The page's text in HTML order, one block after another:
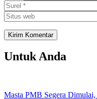
Untuk Anda
Masta PMB Segera Dimulai,